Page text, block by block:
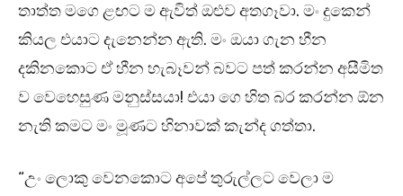
තාත්ත මගෙ ළඟට ම ඇවිත් ඔළුව අතගෑවා. මං දුකෙන්
කියල එයාට දැනෙන්න ඇති. මං ඔයා ගැන හීන
දකිනකොට ඒ හීන හැබෑවන් බවට පත් කරන්න අසීමිත
ව වෙහෙසුණ මනුස්සයා! එයා ගෙ හිත බර කරන්න ඕන
නැති කමට මං මූණට හිනාවක් කැන්ද ගත්තා.
“උං ලොකු වෙනකොට අපේ තුරුල්ලට වෙලා ම